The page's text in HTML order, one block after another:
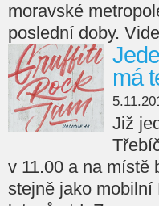
moravské
poslední doby.
má
Již
v 11.00 a na místě
stejně jako mobilní